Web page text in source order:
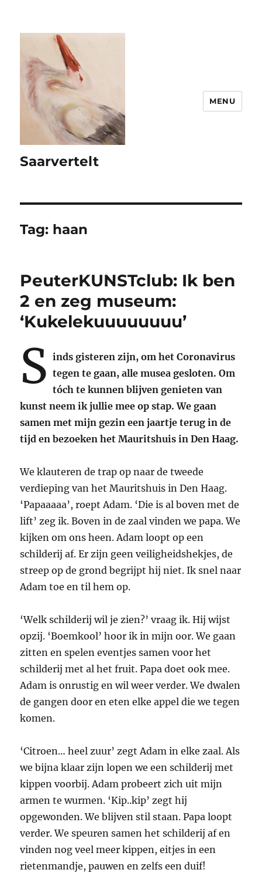
Saarvertelt
MENU
Tag: haan
PeuterKUNSTclub: Ik ben
2 en zeg museum:
‘Kukelekuuuuuuuu’
S inds gisteren zijn, om het Coronavirus
tegen te gaan, alle musea gesloten. Om
tóch te kunnen blijven genieten van
kunst neem ik jullie mee op stap. We gaan
samen met mijn gezin een jaartje terug in de
tijd en bezoeken het Mauritshuis in Den Haag.
We klauteren de trap op naar de tweede
verdieping van het Mauritshuis in Den Haag.
‘Papaaaaa’, roept Adam. ‘Die is al boven met de
lift’ zeg ik. Boven in de zaal vinden we papa. We
kijken om ons heen. Adam loopt op een
schilderij af. Er zijn geen veiligheidshekjes, de
streep op de grond begrijpt hij niet. Ik snel naar
Adam toe en til hem op.
‘Welk schilderij wil je zien?’ vraag ik. Hij wijst
opzij. ‘Boemkool’ hoor ik in mijn oor. We gaan
zitten en spelen eventjes samen voor het
schilderij met al het fruit. Papa doet ook mee.
Adam is onrustig en wil weer verder. We dwalen
de gangen door en eten elke appel die we tegen
komen.
‘Citroen… heel zuur’ zegt Adam in elke zaal. Als
we bijna klaar zijn lopen we een schilderij met
kippen voorbij. Adam probeert zich uit mijn
armen te wurmen. ‘Kip..kip’ zegt hij
opgewonden. We blijven stil staan. Papa loopt
verder. We speuren samen het schilderij af en
vinden nog veel meer kippen, eitjes in een
rietenmandje, pauwen en zelfs een duif!